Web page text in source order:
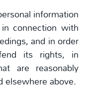
information
connection with
and in order
its rights, in
are reasonably
elsewhere above.